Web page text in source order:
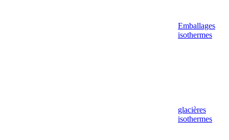
Emballages
isothermes
glacières
isothermes